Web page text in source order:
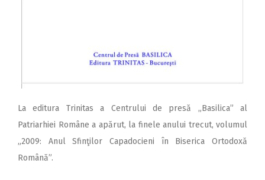
La editura Trinitas a Centrului de presă „Basilica” al
Patriarhiei Române a apărut, la finele anului trecut, volumul
„2009: Anul Sfinţilor Capadocieni în Biserica Ortodoxă
Română”.